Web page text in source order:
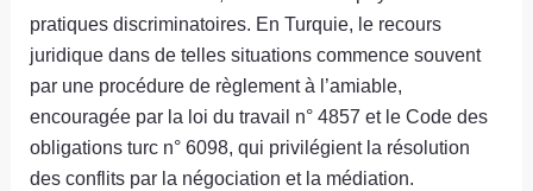
pratiques discriminatoires. En Turquie, le recours
juridique dans de telles situations commence souvent
par une procédure de règlement à l’amiable,
encouragée par la loi du travail n° 4857 et le Code des
obligations turc n° 6098, qui privilégient la résolution
des conflits par la négociation et la médiation.